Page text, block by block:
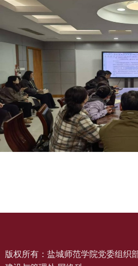
版权所有：盐城师范学院党委组